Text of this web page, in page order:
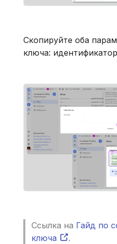
Cкопируйте оба
ключа:
Ссылка на Гайд по
ключа
.